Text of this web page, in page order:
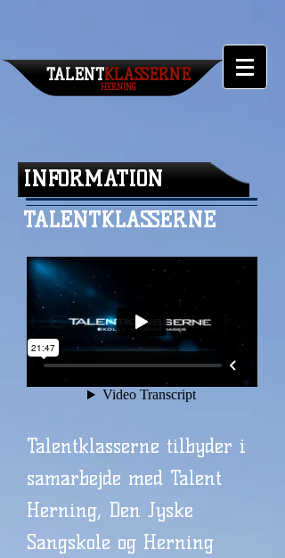
TALENT​KLASSERNE
HERNING
TALENTKLASSERNE
Talentklasserne tilbyder i
samarbejde med Talent
Herning, Den Jyske
Sangskole og Herning
INFORMATION